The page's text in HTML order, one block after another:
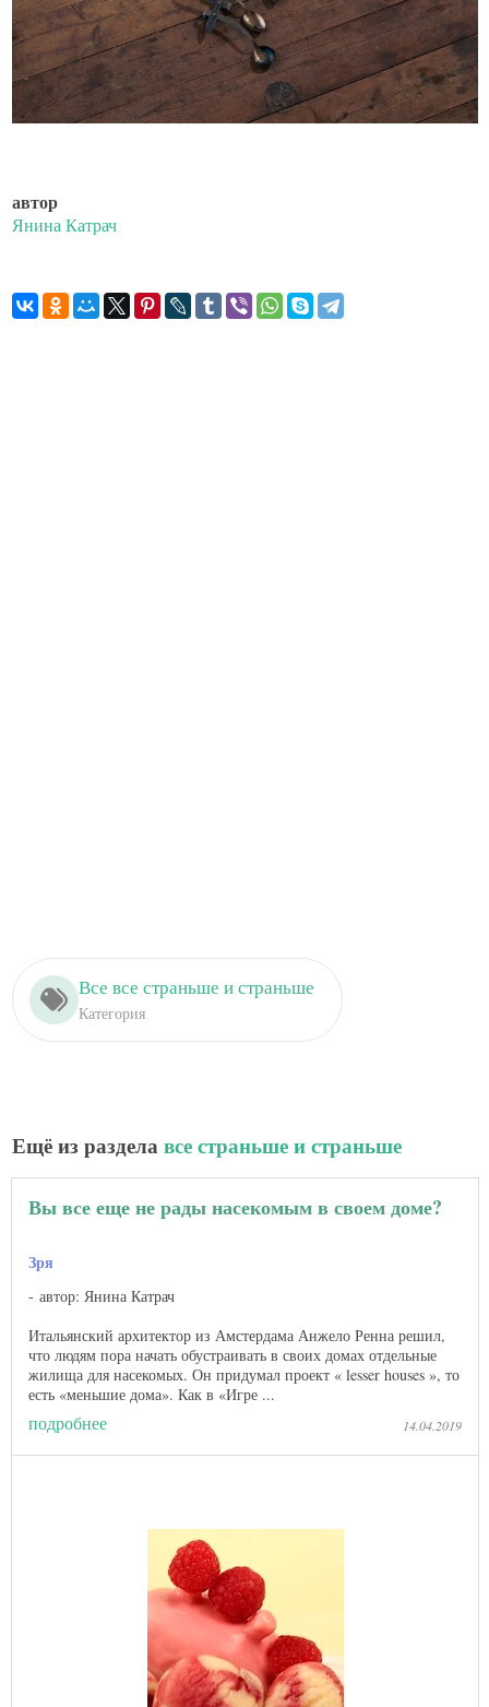
автор
Янина Катрач
Все все страньше и страньше
Категория
Ещё из разделавсе страньше и страньше
Вы все еще не рады насекомым в своем доме?
Зря
автор: Янина Катрач
Итальянский архитектор из Амстердама Анжело Ренна решил,
что людям пора начать обустраивать в своих домах отдельные
жилища для насекомых. Он придумал проект « lesser houses », то
есть «меньшие дома». Как в «Игре ...
подробнее 14.04.2019